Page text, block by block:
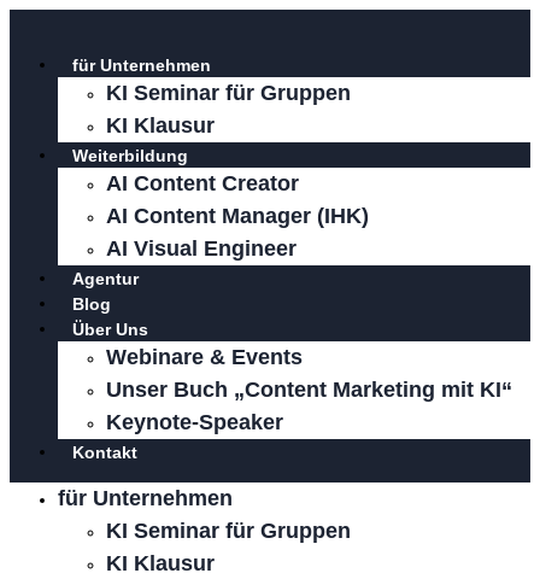
springen
für Unternehmen
KI Seminar für Gruppen
KI Klausur
Weiterbildung
AI Content Creator
AI Content Manager (IHK)
AI Visual Engineer
Agentur
Blog
Über Uns
Webinare & Events
Unser Buch „Content Marketing mit KI“
Keynote-Speaker
Kontakt
für Unternehmen
KI Seminar für Gruppen
KI Klausur